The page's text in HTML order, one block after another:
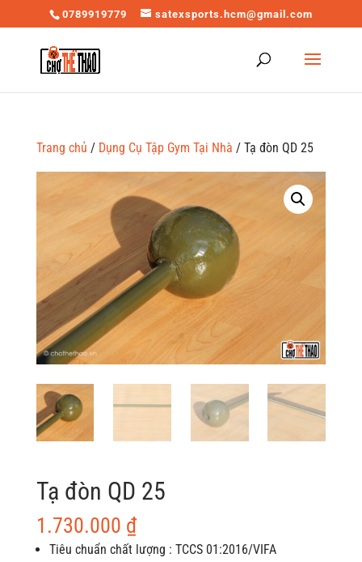
0789919779 satexsports.hcm@gmail.com
Trang chủ / Dụng Cụ Tập Gym Tại Nhà / Tạ đòn QD 25
Tạ đòn QD 25
1.730.000 ₫
Tiêu chuẩn chất lượng : TCCS 01:2016/VIFA